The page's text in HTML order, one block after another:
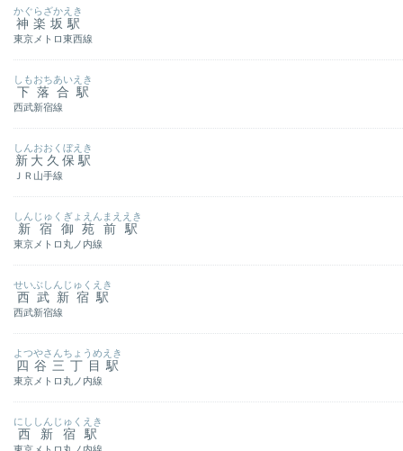
神楽坂駅
かぐらざかえき
東京メトロ東西線
下落合駅
しもおちあいえき
西武新宿線
新大久保駅
しんおおくぼえき
ＪＲ山手線
新宿御苑前駅
しんじゅくぎょえんまええき
東京メトロ丸ノ内線
西武新宿駅
せいぶしんじゅくえき
西武新宿線
四谷三丁目駅
よつやさんちょうめえき
東京メトロ丸ノ内線
西新宿駅
にししんじゅくえき